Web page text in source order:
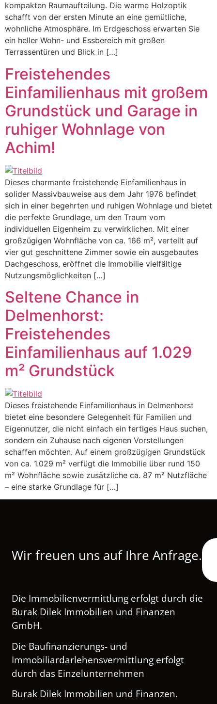
kompakten Raumaufteilung. Die warme Holzoptik
schafft von der ersten Minute an eine gemütliche,
wohnliche Atmosphäre. Im Erdgeschoss erwarten Sie
ein heller Wohn- und Essbereich mit großen
Terrassentüren und Blick in […]
Freistehendes
Einfamilienhaus mit großem
Grundstück und Garage in
ruhiger Wohnlage von
Achim!
Dieses charmante freistehende Einfamilienhaus in
solider Massivbauweise aus dem Jahr 1976 befindet
sich in einer begehrten und ruhigen Wohnlage und bietet
die perfekte Grundlage, um den Traum vom
individuellen Eigenheim zu verwirklichen. Mit einer
großzügigen Wohnfläche von ca. 166 m², verteilt auf
vier gut geschnittene Zimmer sowie ein ausgebautes
Dachgeschoss, eröffnet die Immobilie vielfältige
Nutzungsmöglichkeiten […]
Seltene Chance in
Delmenhorst:
Freistehendes
Einfamilienhaus auf 1.029
m² Grundstück
Dieses freistehende Einfamilienhaus in Delmenhorst
bietet eine besondere Gelegenheit für Familien und
Eigennutzer, die nicht einfach ein fertiges Haus suchen,
sondern ein Zuhause nach eigenen Vorstellungen
schaffen möchten. Auf einem großzügigen Grundstück
von ca. 1.029 m² verfügt die Immobilie über rund 150
m² Wohnfläche sowie zusätzliche ca. 87 m² Nutzfläche
– eine starke Grundlage für […]
Wir freuen uns auf Ihre Anfrage.
Die Immobilienvermittlung erfolgt durch die
Burak Dilek Immobilien und Finanzen
GmbH.
Die Baufinanzierungs- und
Immobiliardarlehensvermittlung erfolgt
durch das Einzelunternehmen
Burak Dilek Immobilien und Finanzen.